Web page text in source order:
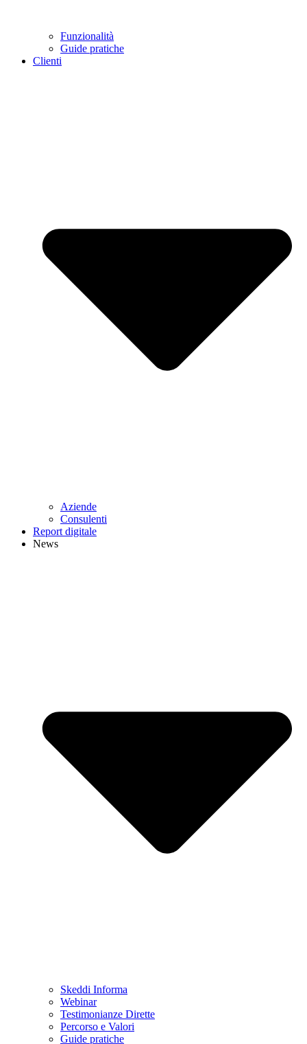
Funzionalità
Guide pratiche
Clienti
Aziende
Consulenti
Report digitale
News
Skeddi Informa
Webinar
Testimonianze Dirette
Percorso e Valori
Guide pratiche